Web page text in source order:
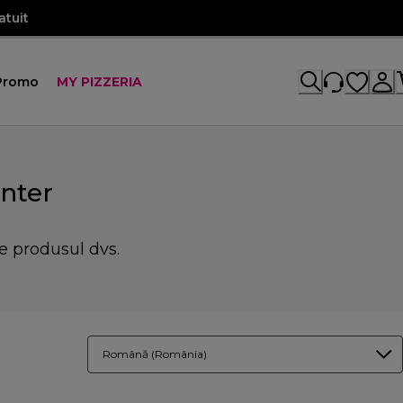
MY PIZZERIA
produsul dvs.
Română (România)